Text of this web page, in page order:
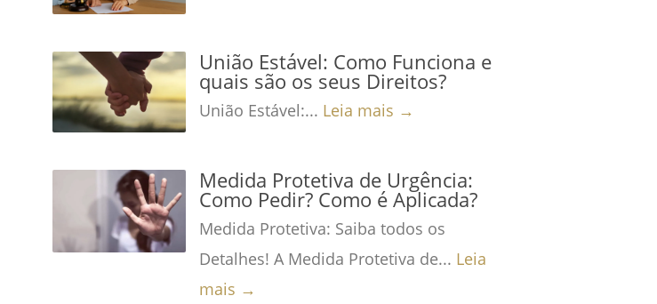
União Estável: Como Funciona e
quais são os seus Direitos?
União Estável:... Leia mais →
Medida Protetiva de Urgência:
Como Pedir? Como é Aplicada?
Medida Protetiva: Saiba todos os
Detalhes! A Medida Protetiva de... Leia
mais →